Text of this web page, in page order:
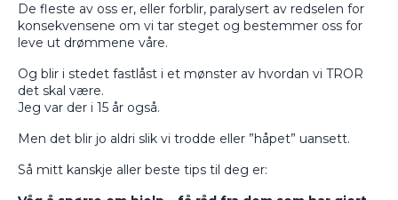
De fleste av oss er, eller forblir, paralysert av redselen for
konsekvensene om vi tar steget og bestemmer oss for
leve ut drømmene våre.
Og blir i stedet fastlåst i et mønster av hvordan vi TROR
det skal være.
Jeg var der i 15 år også.
Men det blir jo aldri slik vi trodde eller ”håpet” uansett.
Så mitt kanskje aller beste tips til deg er: